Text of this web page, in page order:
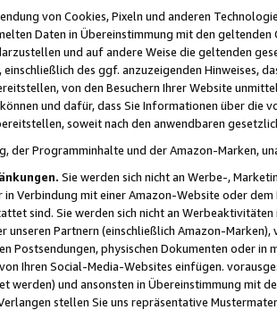
von Cookies, Pixeln und anderen
Daten in Übereinstimmung mit den
und auf andere Weise die geltenden
einschließlich des ggf. anzuzeigenden Hinweises,
von den Besuchern Ihrer Website
und dafür, dass Sie Informationen über die
soweit nach den anwendbaren
der Programminhalte und der Amazon-Marken,
Sie werden sich nicht an Werbe-,
in Verbindung mit einer Amazon-Website oder
sind. Sie werden sich nicht an
unseren Partnern (einschließlich Amazon-
Postsendungen, physischen Dokumenten oder in
Ihren Social-Media-Websites einfügen.
werden) und ansonsten in Übereinstimmung mit
stellen Sie uns repräsentative